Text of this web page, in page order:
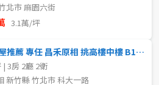
北市 麻園六街
3.1萬/坪
新竹好屋推薦 專任 昌禾原相 挑高樓中樓 B1雙平面車位
| 3房 2廳 2衛
新竹縣 竹北市 科大一路